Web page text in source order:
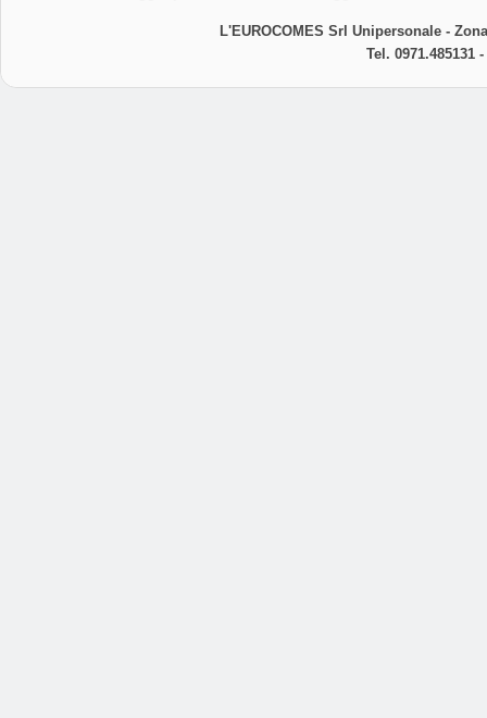
L'EUROCOMES Srl Unipersonale -
Tel. 0971.485131